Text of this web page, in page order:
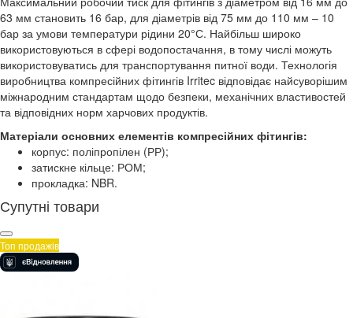
63 мм становить 16 бар, для діаметрів від 75 мм до 110 мм – 10
бар за умови температури рідини 20°С. Найбільш широко
використовуються в сфері водопостачання, в тому числі можуть
використовуватись для транспортування питної води. Технологія
виробництва компресійних фітингів Irritec відповідає найсуворішим
міжнародним стандартам щодо безпеки, механічних властивостей
та відповідних норм харчових продуктів.
Матеріали основних елементів компресійних фітингів:
корпус: поліпропілен (РР);
затискне кільце: РОМ;
прокладка: NBR.
Супутні товари
Топ продажів